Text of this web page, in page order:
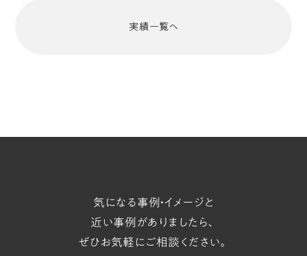
実績一覧へ
気になる事例・イメージと
近い事例がありましたら、
ぜひお気軽にご相談ください。